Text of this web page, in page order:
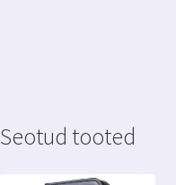
Seotud tooted